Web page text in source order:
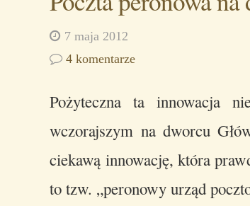
7 maja 2012
4 komentarze
Pożyteczna ta innowacja
wczorajszym na dworcu
ciekawą innowację, która
to tzw. „peronowy urząd